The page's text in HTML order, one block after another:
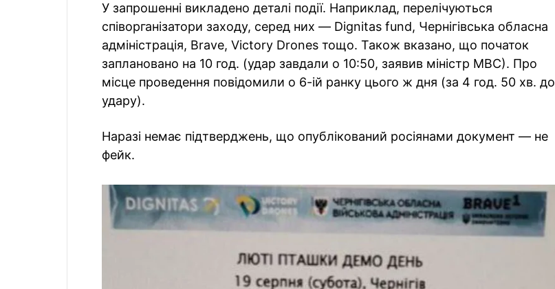
У запрошенні викладено деталі події. Наприклад, перелічуються
співорганізатори заходу, серед них — Dignitas fund, Чернігівська обласна
адміністрація, Brave, Victory Drones тощо. Також вказано, що початок
заплановано на 10 год. (удар завдали о 10:50, заявив міністр МВС). Про
місце проведення повідомили о 6-ій ранку цього ж дня (за 4 год. 50 хв. до
удару).
Наразі немає підтверджень, що опублікований росіянами документ — не
фейк.